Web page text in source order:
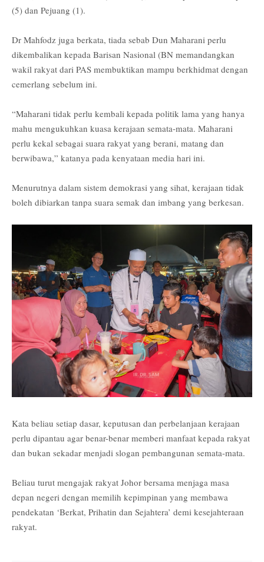
(5) dan Pejuang (1).
Dr Mahfodz juga berkata, tiada sebab Dun Maharani perlu
dikembalikan kepada Barisan Nasional (BN memandangkan
wakil rakyat dari PAS membuktikan mampu berkhidmat dengan
cemerlang sebelum ini.
“Maharani tidak perlu kembali kepada politik lama yang hanya
mahu mengukuhkan kuasa kerajaan semata-mata. Maharani
perlu kekal sebagai suara rakyat yang berani, matang dan
berwibawa,” katanya pada kenyataan media hari ini.
Menurutnya dalam sistem demokrasi yang sihat, kerajaan tidak
boleh dibiarkan tanpa suara semak dan imbang yang berkesan.
Kata beliau setiap dasar, keputusan dan perbelanjaan kerajaan
perlu dipantau agar benar-benar memberi manfaat kepada rakyat
dan bukan sekadar menjadi slogan pembangunan semata-mata.
Beliau turut mengajak rakyat Johor bersama menjaga masa
depan negeri dengan memilih kepimpinan yang membawa
pendekatan ‘Berkat, Prihatin dan Sejahtera’ demi kesejahteraan
rakyat.